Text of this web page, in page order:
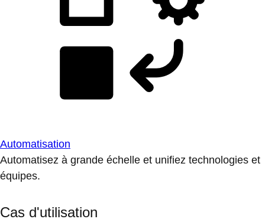
Automatisation
Automatisez à grande échelle et unifiez technologies et
équipes.
Cas d'utilisation